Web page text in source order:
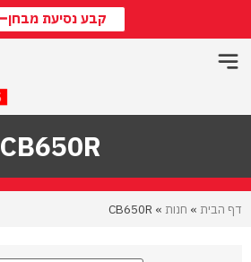
קבע נסיעת מבחן
CB650R
דף הבית » חנות »
CB650R